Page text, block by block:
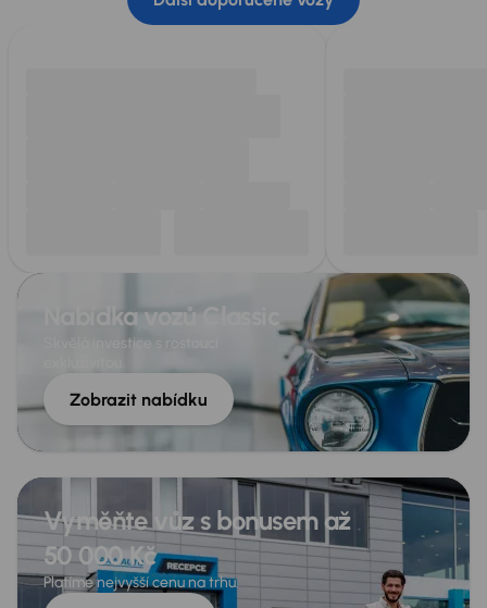
Nabídka vozů Classic
Skvělá investice s rostoucí
Zobrazit nabídku
Vyměňte vůz s bonusem až
50 000 Kč
Platíme nejvyšší cenu na trhu.